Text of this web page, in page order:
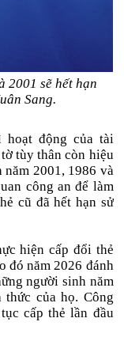
2001 sẽ hết hạn
Sang.
hoạt động của tài
tùy thân còn hiệu
2001, 1986 và
công an để làm
cũ đã hết hạn sử
hiện cấp đổi thẻ
đó năm 2026 đánh
người sinh năm
của họ. Công
cấp thẻ lần đầu